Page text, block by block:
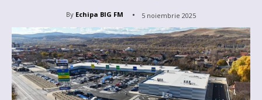
By Echipa BIG FM 5 noiembrie 2025